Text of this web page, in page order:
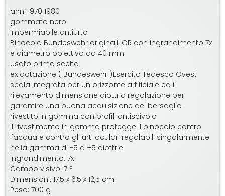
anni 1970 1980
gommato nero
impermiabile antiurto
Binocolo Bundeswehr originali IOR con ingrandimento 7x
e diametro obiettivo da 40 mm
usato prima scelta
ex dotazione ( Bundeswehr )Esercito Tedesco Ovest
scala integrata per un orizzonte artificiale ed il
rilevamento dimensione diottria regolazione per
garantire una buona acquisizione del bersaglio
rivestito in gomma con profili antiscivolo
il rivestimento in gomma protegge il binocolo contro
l'acqua e contro gli urti oculari regolabili singolarmente
nella gamma di -5 a +5 diottrie.
Ingrandimento: 7x
Campo visivo: 7 °
Dimensioni: 17,5 x 6,5 x 12,5 cm
Peso: 700 g